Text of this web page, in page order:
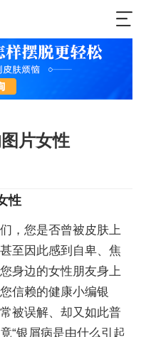
片女性
性
，您是否曾被皮肤上
至因此感到自卑、焦
身边的女性朋友身上
信赖的健康小编银
被误解、却又如此普
“银屑病是由什么引起